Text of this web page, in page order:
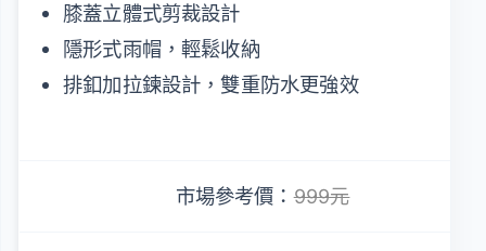
膝蓋立體式剪裁設計
隱形式雨帽，輕鬆收納
排釦加拉鍊設計，雙重防水更強效
市場參考價：999元